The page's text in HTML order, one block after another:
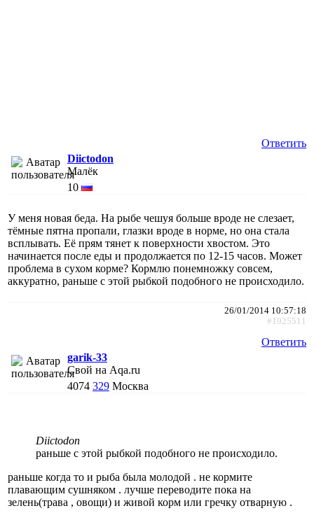
Ответить
Diictodon
Малёк
10
У меня новая беда. На рыбе чешуя больше вроде не слезает,
тёмные пятна пропали, глазки вроде в норме, но она стала
всплывать. Её прям тянет к поверхности хвостом. Это
начинается после еды и продолжается по 12-15 часов. Может
проблема в сухом корме? Кормлю понемножку совсем,
аккуратно, раньше с этой рыбкой подобного не происходило.
26/01/2014 10:57:18
#1925511
Ответить
garik-33
Свой на Aqa.ru
4074 329 Москва
Diictodon
раньше с этой рыбкой подобного не происходило.
раньше когда то и рыба была молодой . не кормите
плавающим сушняком . лучше переводите пока на
зелень(трава , овощи) и живой корм или гречку отварную .